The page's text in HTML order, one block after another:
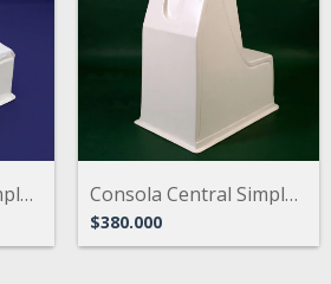
Consola Central Simple para embarcacione... Consola Central Simple para embarcacione...
$380.000